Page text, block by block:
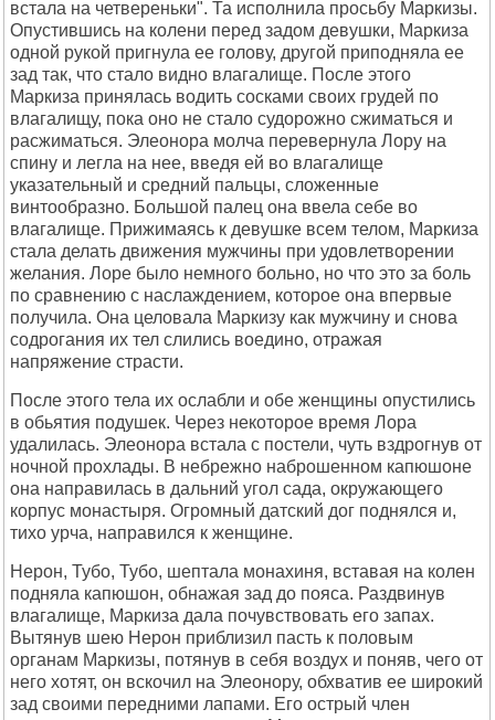
встала на четвереньки". Та исполнила просьбу Маркизы.
Опустившись на колени перед задом девушки, Маркиза
одной рукой пригнула ее голову, другой приподняла ее
зад так, что стало видно влагалище. После этого
Маркиза принялась водить сосками своих грудей по
влагалищу, пока оно не стало судорожно сжиматься и
расжиматься. Элеонора молча перевернула Лору на
спину и легла на нее, введя ей во влагалище
указательный и средний пальцы, сложенные
винтообразно. Большой палец она ввела себе во
влагалище. Прижимаясь к девушке всем телом, Маркиза
стала делать движения мужчины при удовлетворении
желания. Лоре было немного больно, но что это за боль
по сравнению с наслаждением, которое она впервые
получила. Она целовала Маркизу как мужчину и снова
содрогания их тел слились воедино, отражая
напряжение страсти.
После этого тела их ослабли и обе женщины опустились
в обьятия подушек. Через некоторое время Лора
удалилась. Элеонора встала с постели, чуть вздрогнув от
ночной прохлады. В небрежно наброшенном капюшоне
она направилась в дальний угол сада, окружающего
корпус монастыря. Огромный датский дог поднялся и,
тихо урча, направился к женщине.
Нерон, Тубо, Тубо, шептала монахиня, вставая на колен
подняла капюшон, обнажая зад до пояса. Раздвинув
влагалище, Маркиза дала почувствовать его запах.
Вытянув шею Нерон приблизил пасть к половым
органам Маркизы, потянув в себя воздух и поняв, чего от
него хотят, он вскочил на Элеонору, обхватив ее широкий
зад своими передними лапами. Его острый член